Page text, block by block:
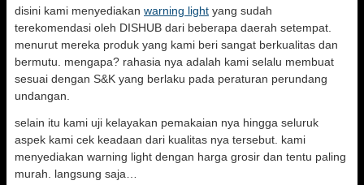
disini kami menyediakan warning light yang sudah
terekomendasi oleh DISHUB dari beberapa daerah setempat.
menurut mereka produk yang kami beri sangat berkualitas dan
bermutu. mengapa? rahasia nya adalah kami selalu membuat
sesuai dengan S&K yang berlaku pada peraturan perundang
undangan.
selain itu kami uji kelayakan pemakaian nya hingga seluruk
aspek kami cek keadaan dari kualitas nya tersebut. kami
menyediakan warning light dengan harga grosir dan tentu paling
murah. langsung saja…